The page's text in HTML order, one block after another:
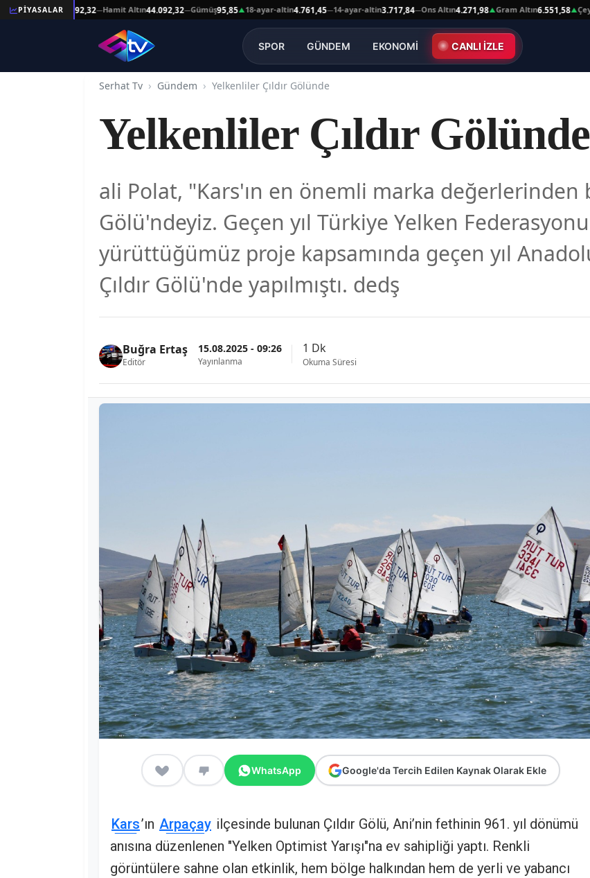
PİYASALAR
Altın44.092,32 Hamit Altın44.092,32—Gümüş95,85▲18-ayar-altin4.761,45—14-ayar-altin3.717,84—Ons Altın4.271,98▲Gram Altın6.551,58▲Çeyrek
SPOR GÜNDEM EKONOMİ CANLI İZLE
Serhat Tv Gündem Yelkenliler Çıldır Gölünde
Yelkenliler Çıldır Gölünde
ali Polat, "Kars'ın en önemli marka değerlerinden
Gölü'ndeyiz. Geçen yıl Türkiye Yelken
yürüttüğümüz proje kapsamında geçen yıl
Çıldır Gölü'nde yapılmıştı. dedş
Buğra Ertaş
Editör
15.08.2025 - 09:26
Yayınlanma
1 Dk
Okuma Süresi
WhatsApp Google'da Tercih Edilen Kaynak Olarak Ekle
Kars’ın Arpaçay ilçesinde bulunan Çıldır Gölü, Ani’nin fethinin 961. yıl dönümü
anısına düzenlenen "Yelken Optimist Yarışı"na ev sahipliği yaptı. Renkli
görüntülere sahne olan etkinlik, hem bölge halkından hem de yerli ve yabancı